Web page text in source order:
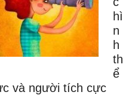
hì
n
h
th
ể
và người tích cực